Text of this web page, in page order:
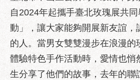
廉
政
園
地
便
自2024年起攜手臺北玫瑰展共
動」，讓大家能夠開展新友誼，
的人。當男女雙雙漫步在浪漫的
體驗特色手作活動時，愛情也悄
生分享了他們的故事，去年的聯